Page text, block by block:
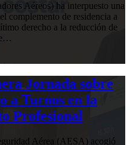
Aéreos) ha interpuesto una
complemento de residencia a
derecho a la reducción de
Jornada sobre
a Turnos en la
Profesional
Aérea (AESA) acogió